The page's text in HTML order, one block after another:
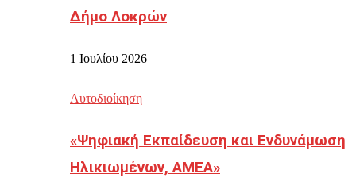
Δήμο Λοκρών
1 Ιουλίου 2026
Αυτοδιοίκηση
«Ψηφιακή Εκπαίδευση και Ενδυνάμωση
Ηλικιωμένων, ΑΜΕΑ»